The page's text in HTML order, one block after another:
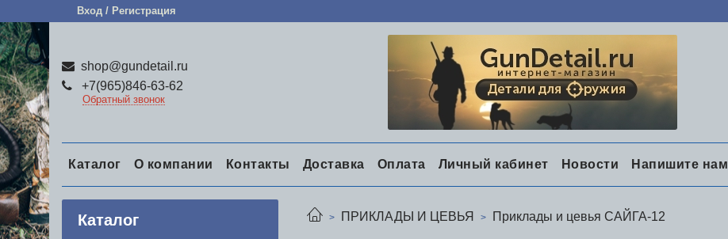
Вход / Регистрация
shop@gundetail.ru
+7(965)846-63-62
Обратный звонок
Каталог О компании Контакты Доставка Оплата Личный кабинет Новости Напишите нам
ПРИКЛАДЫ И ЦЕВЬЯ Приклады и цевья САЙГА-12
Каталог